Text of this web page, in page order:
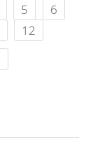
5
6
12